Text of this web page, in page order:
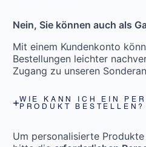
Nein, Sie können auch als
Mit einem Kundenkonto
Bestellungen leichter
Zugang zu unseren
WIE KANN ICH EIN
PRODUKT BESTELLEN?
Um personalisierte